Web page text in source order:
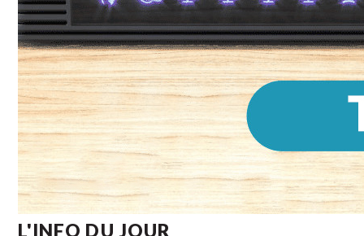
L'INFO DU JOUR